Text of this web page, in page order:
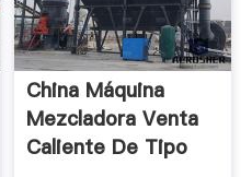
China Máquina
Mezcladora Venta
Caliente De Tipo